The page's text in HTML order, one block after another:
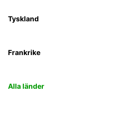
Tyskland
Frankrike
Alla länder